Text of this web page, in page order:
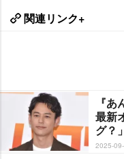
関連リンク+
『
最新
グ？」
2025-